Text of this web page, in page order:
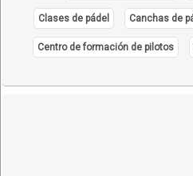
Fábricas de cartón
Material de escritorio
Clases de pádel Canchas de
Centro de formación de pilotos